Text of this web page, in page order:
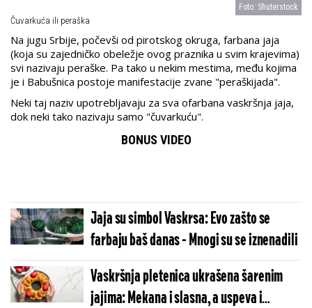
Foto: Shuterstock
Čuvarkuća ili peraška
Na jugu Srbije, počevši od pirotskog okruga, farbana jaja
(koja su zajedničko obeležje ovog praznika u svim krajevima)
svi nazivaju peraške. Pa tako u nekim mestima, među kojima
je i Babušnica postoje manifestacije zvane "peraškijada".
Neki taj naziv upotrebljavaju za sva ofarbana vaskršnja jaja,
dok neki tako nazivaju samo "čuvarkuću".
BONUS VIDEO
Jaja su simbol Vaskrsa: Evo zašto se
farbaju baš danas - Mnogi su se iznenadili
Vaskršnja pletenica ukrašena šarenim
jajima: Mekana i slasna, a uspeva i